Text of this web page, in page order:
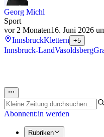
Georg Michl
Sport
vor 2 Monaten16. Juni 2026
InnsbruckKlettern +5
Innsbruck-LandVasoldsberg
Abonnent:in werden
Rubriken